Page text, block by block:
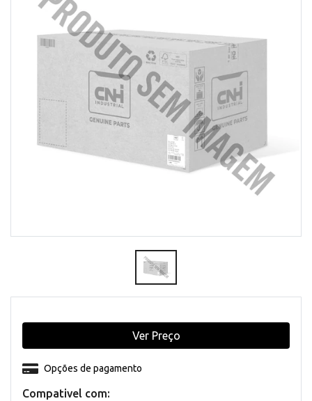
Compativel com:
Opções de pagamento
Ver Preço